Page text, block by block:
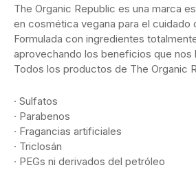
The Organic Republic es una marca
en cosmética vegana para el cuidado
Formulada con ingredientes
aprovechando los beneficios que nos
Todos los productos de The Organic
· Sulfatos
· Parabenos
· Fragancias artificiales
· Triclosán
· PEGs ni derivados del petróleo